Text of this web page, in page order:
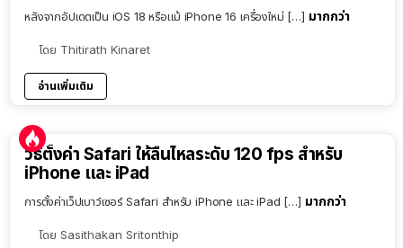
หลังจากอัปเดตเป็น iOS 18 หรือแม้ iPhone 16 เครื่องใหม่ […] มากกว่า
โดย Thitirath Kinaret
อ่านเพิ่มเติม
วิธีตั้งค่า Safari ให้ลื่นไหลระดับ 120 fps สำหรับ
iPhone และ iPad
การตั้งค่าเว็ปเบาว์เซอร์ Safari สำหรับ iPhone และ iPad […] มากกว่า
โดย Sasithakan Sritonthip